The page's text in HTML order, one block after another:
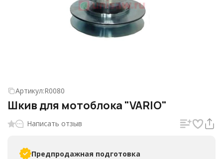
Артикул:R0080
Шкив для мотоблока "VARIO"
Написать отзыв
Предпродажная подготовка